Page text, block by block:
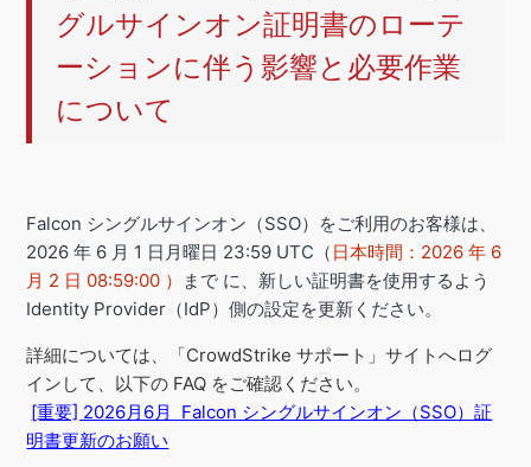
グルサインオン証明書のローテ
ーションに伴う影響と必要作業
について
Falcon シングルサインオン（SSO）をご利用のお客様は、
2026 年 6 月 1 日月曜日 23:59 UTC（ 日本時間：2026 年 6
月 2 日 08:59:00 ）
まで に、新しい証明書を使用するよう
Identity Provider（IdP）側の設定を更新ください。
詳細については、「CrowdStrike サポート」サイトへログ
インして、以下の FAQ をご確認ください。
[重要] 2026月6月 Falcon シングルサインオン（SSO）証
明書更新のお願い